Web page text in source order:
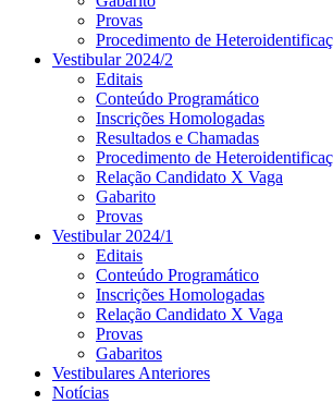
Provas
Procedimento de
Vestibular 2024/2
Editais
Conteúdo Programático
Inscrições Homologadas
Resultados e Chamadas
Procedimento de
Relação Candidato X Vaga
Gabarito
Provas
Vestibular 2024/1
Editais
Conteúdo Programático
Inscrições Homologadas
Relação Candidato X Vaga
Provas
Gabaritos
Vestibulares Anteriores
Notícias